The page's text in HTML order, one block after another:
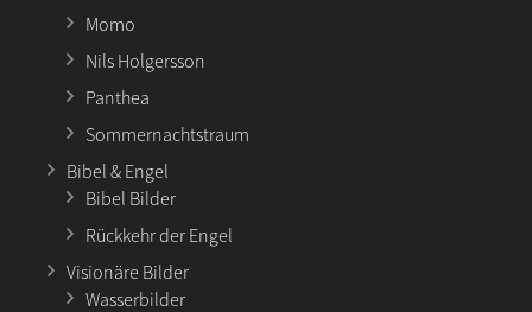
Momo
Nils Holgersson
Panthea
Sommernachtstraum
Bibel & Engel
Bibel Bilder
Rückkehr der Engel
Visionäre Bilder
Wasserbilder